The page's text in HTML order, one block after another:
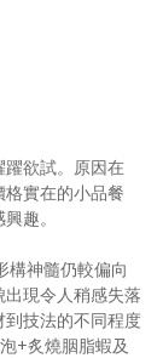
欲試。原因在
實在的小品餐
趣。
構神髓仍較偏向
現令人稍感失落
到技法的不同程度
+炙燒胭脂蝦及